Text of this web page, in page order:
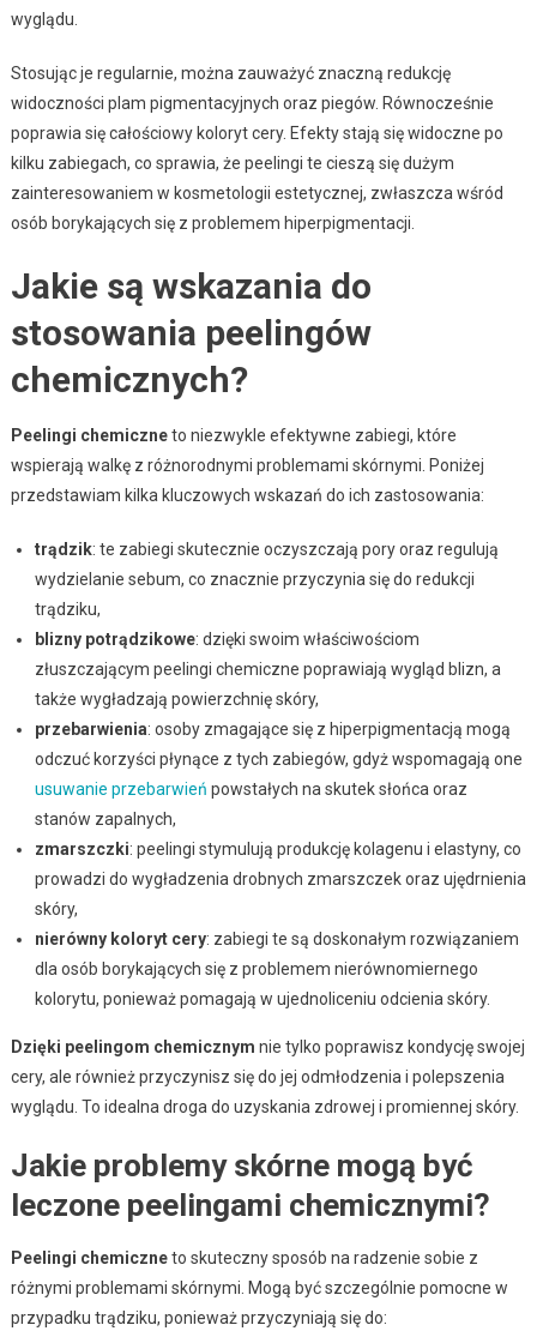
wyglądu.
Stosując je regularnie, można zauważyć znaczną redukcję
widoczności plam pigmentacyjnych oraz piegów. Równocześnie
poprawia się całościowy koloryt cery. Efekty stają się widoczne po
kilku zabiegach, co sprawia, że peelingi te cieszą się dużym
zainteresowaniem w kosmetologii estetycznej, zwłaszcza wśród
osób borykających się z problemem hiperpigmentacji.
Jakie są wskazania do
stosowania peelingów
chemicznych?
Peelingi chemiczneto niezwykle efektywne zabiegi, które
wspierają walkę z różnorodnymi problemami skórnymi. Poniżej
przedstawiam kilka kluczowych wskazań do ich zastosowania:
trądzik: te zabiegi skutecznie oczyszczają pory oraz regulują
wydzielanie sebum, co znacznie przyczynia się do redukcji
trądziku,
blizny potrądzikowe: dzięki swoim właściwościom
złuszczającym peelingi chemiczne poprawiają wygląd blizn, a
także wygładzają powierzchnię skóry,
przebarwienia: osoby zmagające się z hiperpigmentacją mogą
odczuć korzyści płynące z tych zabiegów, gdyż wspomagają one
usuwanie przebarwień powstałych na skutek słońca oraz
stanów zapalnych,
zmarszczki: peelingi stymulują produkcję kolagenu i elastyny, co
prowadzi do wygładzenia drobnych zmarszczek oraz ujędrnienia
skóry,
nierówny koloryt cery: zabiegi te są doskonałym rozwiązaniem
dla osób borykających się z problemem nierównomiernego
kolorytu, ponieważ pomagają w ujednoliceniu odcienia skóry.
Dzięki peelingom chemicznym nie tylko poprawisz kondycję swojej
cery, ale również przyczynisz się do jej odmłodzenia i polepszenia
wyglądu. To idealna droga do uzyskania zdrowej i promiennej skóry.
Jakie problemy skórne mogą być
leczone peelingami chemicznymi?
Peelingi chemiczneto skuteczny sposób na radzenie sobie z
różnymi problemami skórnymi. Mogą być szczególnie pomocne w
przypadku trądziku, ponieważ przyczyniają się do: